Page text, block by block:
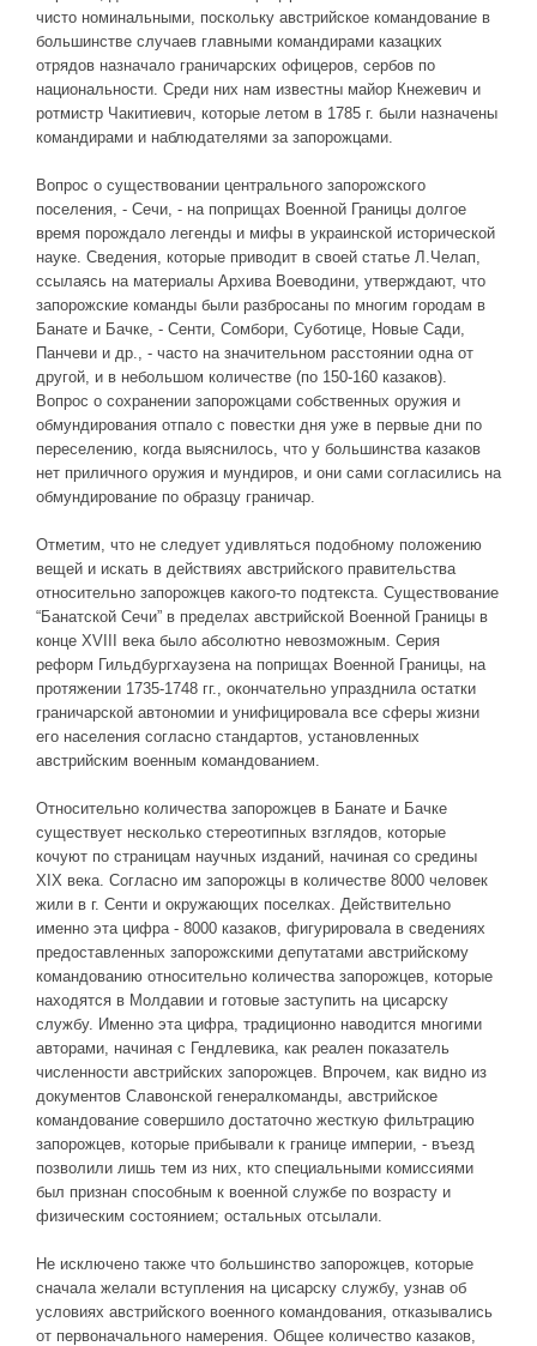
чисто номинальными, поскольку австрийское командование в
большинстве случаев главными командирами казацких
отрядов назначало граничарских офицеров, сербов по
национальности. Среди них нам известны майор Кнежевич и
ротмистр Чакитиевич, которые летом в 1785 г. были назначены
командирами и наблюдателями за запорожцами.
Вопрос о существовании центрального запорожского
поселения, - Сечи, - на поприщах Военной Границы долгое
время порождало легенды и мифы в украинской исторической
науке. Сведения, которые приводит в своей статье Л.Челап,
ссылаясь на материалы Архива Воеводини, утверждают, что
запорожские команды были разбросаны по многим городам в
Банате и Бачке, - Сенти, Сомбори, Суботице, Новые Сади,
Панчеви и др., - часто на значительном расстоянии одна от
другой, и в небольшом количестве (по 150-160 казаков).
Вопрос о сохранении запорожцами собственных оружия и
обмундирования отпало с повестки дня уже в первые дни по
переселению, когда выяснилось, что у большинства казаков
нет приличного оружия и мундиров, и они сами согласились на
обмундирование по образцу граничар.
Отметим, что не следует удивляться подобному положению
вещей и искать в действиях австрийского правительства
относительно запорожцев какого-то подтекста. Существование
“Банатской Сечи” в пределах австрийской Военной Границы в
конце XVIII века было абсолютно невозможным. Серия
реформ Гильдбургхаузена на поприщах Военной Границы, на
протяжении 1735-1748 гг., окончательно упразднила остатки
граничарской автономии и унифицировала все сферы жизни
его населения согласно стандартов, установленных
австрийским военным командованием.
Относительно количества запорожцев в Банате и Бачке
существует несколько стереотипных взглядов, которые
кочуют по страницам научных изданий, начиная со средины
ХІХ века. Согласно им запорожцы в количестве 8000 человек
жили в г. Сенти и окружающих поселках. Действительно
именно эта цифра - 8000 казаков, фигурировала в сведениях
предоставленных запорожскими депутатами австрийскому
командованию относительно количества запорожцев, которые
находятся в Молдавии и готовые заступить на цисарску
службу. Именно эта цифра, традиционно наводится многими
авторами, начиная с Гендлевика, как реален показатель
численности австрийских запорожцев. Впрочем, как видно из
документов Славонской генералкоманды, австрийское
командование совершило достаточно жесткую фильтрацию
запорожцев, которые прибывали к границе империи, - въезд
позволили лишь тем из них, кто специальными комиссиями
был признан способным к военной службе по возрасту и
физическим состоянием; остальных отсылали.
Не исключено также что большинство запорожцев, которые
сначала желали вступления на цисарску службу, узнав об
условиях австрийского военного командования, отказывались
от первоначального намерения. Общее количество казаков,